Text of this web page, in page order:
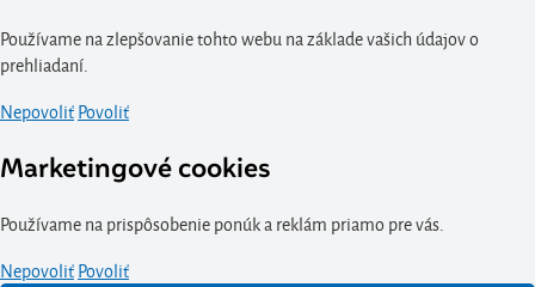
Používame na zlepšovanie tohto webu na základe vašich údajov o
prehliadaní.
NepovoliťPovoliť
Marketingové cookies
Používame na prispôsobenie ponúk a reklám priamo pre vás.
NepovoliťPovoliť